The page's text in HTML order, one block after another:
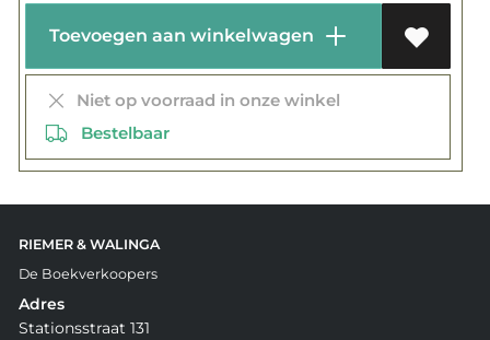
Toevoegen aan winkelwagen
Niet op voorraad in onze winkel
Bestelbaar
RIEMER & WALINGA
De Boekverkoopers
Adres
Stationsstraat 131